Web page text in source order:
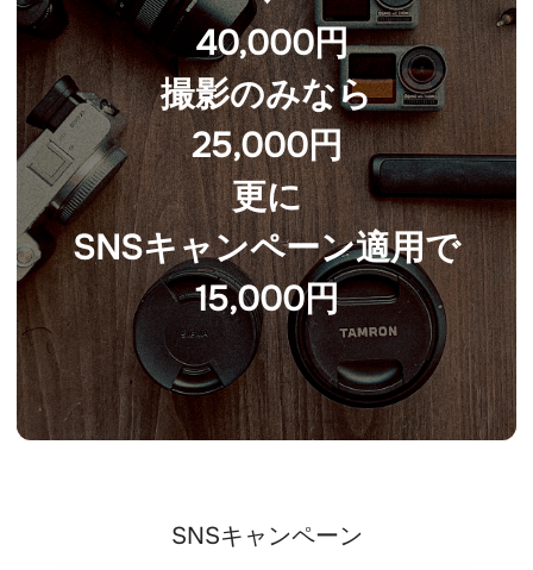
40,000円
撮影のみなら
25,000円
更に
SNSキャンペーン適用で
15,000円
SNSキャンペーン